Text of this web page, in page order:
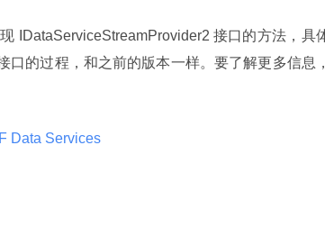
IDataServiceStreamProvider2 接口的方法，具
的过程，和之前的版本一样。要了解更多信息，
Data Services